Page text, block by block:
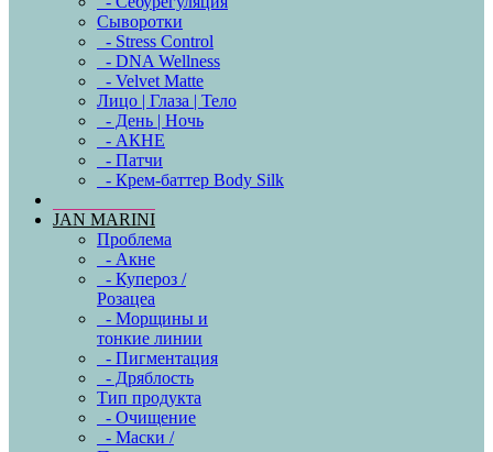
Сыворотки
- Stress Control
- DNA Wellness
- Velvet Matte
Лицо | Глаза | Тело
- День | Ночь
- АКНЕ
- Патчи
- Крем-баттер Body Silk
JAN MARINI
Проблема
- Акне
- Купероз /
Розацеа
- Морщины и
тонкие линии
- Пигментация
- Дряблость
Тип продукта
- Очищение
- Маски /